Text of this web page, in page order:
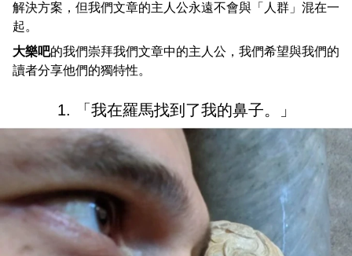
解決方案，但我們文章的主人公永遠不會與「人群」混在一
起。
大樂吧的我們崇拜我們文章中的主人公，我們希望與我們的
讀者分享他們的獨特性。
1. 「我在羅馬找到了我的鼻子。」